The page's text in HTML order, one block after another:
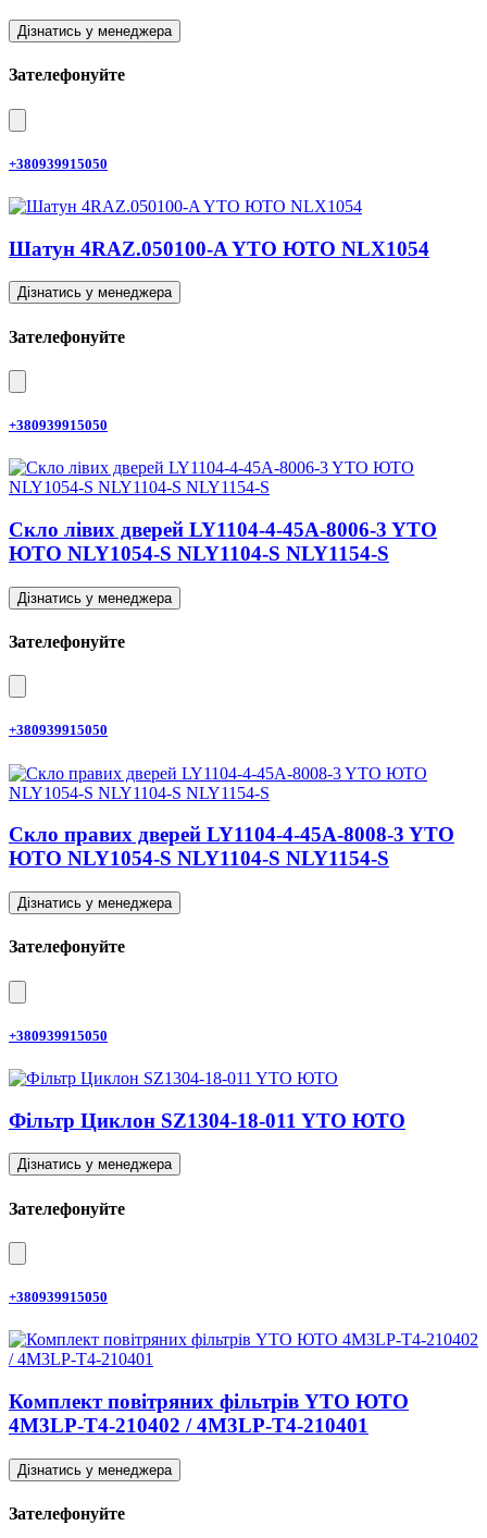
Дізнатись у менеджера
Зателефонуйте
+380939915050
Шатун 4RAZ.050100-A YTO ЮТО NLX1054
Дізнатись у менеджера
Зателефонуйте
+380939915050
Скло лівих дверей LY1104-4-45A-8006-3 YTO
ЮТО NLY1054-S NLY1104-S NLY1154-S
Дізнатись у менеджера
Зателефонуйте
+380939915050
Скло правих дверей LY1104-4-45A-8008-3 YTO
ЮТО NLY1054-S NLY1104-S NLY1154-S
Дізнатись у менеджера
Зателефонуйте
+380939915050
Фільтр Циклон SZ1304-18-011 YTO ЮТО
Дізнатись у менеджера
Зателефонуйте
+380939915050
Комплект повітряних фільтрів YTO ЮТО
4M3LP-T4-210402 / 4M3LP-T4-210401
Дізнатись у менеджера
Зателефонуйте